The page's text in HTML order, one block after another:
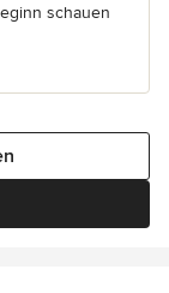
schauen